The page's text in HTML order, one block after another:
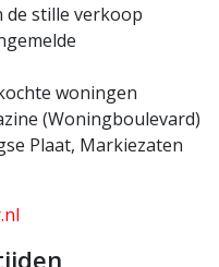
de stille verkoop
woningen
(Woningboulevard)
Plaat, Markiezaten